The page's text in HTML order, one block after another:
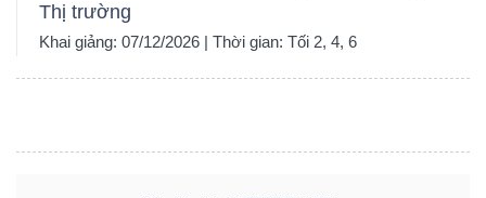
Thị trường
Khai giảng: 07/12/2026 | Thời gian: Tối 2, 4, 6